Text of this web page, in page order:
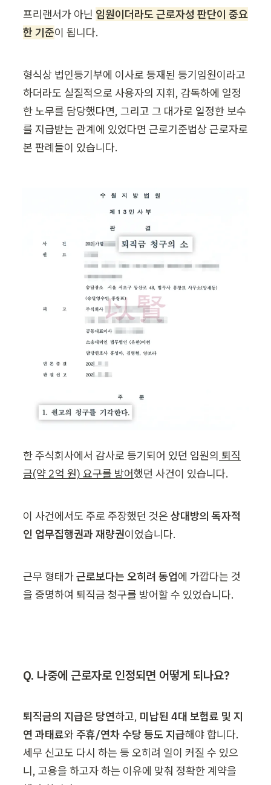
프리랜서가 아닌 임원이더라도 근로자성 판단이 중요
한 기준이 됩니다.
형식상 법인등기부에 이사로 등재된 등기임원이라고
하더라도 실질적으로 사용자의 지휘, 감독하에 일정
한 노무를 담당했다면, 그리고 그 대가로 일정한 보수
를 지급받는 관계에 있었다면 근로기준법상 근로자로
본 판례들이 있습니다.
한 주식회사에서 감사로 등기되어 있던 임원의 퇴직
금(약 2억 원) 요구를 방어했던 사건이 있습니다.
이 사건에서도 주로 주장했던 것은 상대방의 독자적
인 업무집행권과 재량권이었습니다.
근무 형태가 근로보다는 오히려 동업에 가깝다는 것
을 증명하여 퇴직금 청구를 방어할 수 있었습니다.
Q. 나중에 근로자로 인정되면 어떻게 되나요?
퇴직금의 지급은 당연하고, 미납된 4대 보험료 및 지
연 과태료와 주휴/연차 수당 등도 지급해야 합니다.
세무 신고도 다시 하는 등 오히려 일이 커질 수 있으
니, 고용을 하고자 하는 이유에 맞춰 정확한 계약을